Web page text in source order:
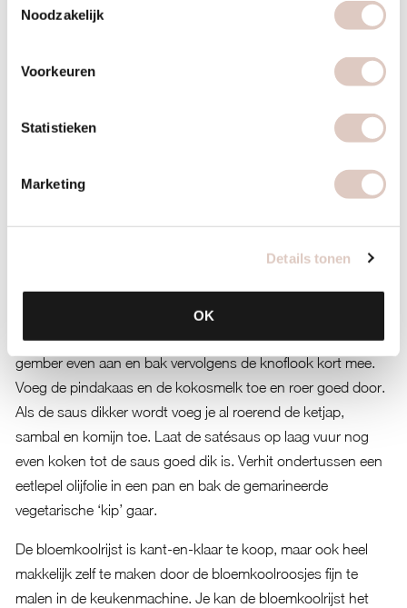
Noodzakelijk
Voorkeuren
Statistieken
Marketing
Details tonen
OK
knoflookteen, rode pepertje (fijn gesneden), komijn en peper
in een bakje. Roer goed door en zet de kipfilet met de
Voor de satésaus: Snij de knoflook, gember en ui fijn. Verhit
een beetje olijfolie in een steelpannetje en bak eerst de ui en
gember even aan en bak vervolgens de knoflook kort mee.
Voeg de pindakaas en de kokosmelk toe en roer goed door.
Als de saus dikker wordt voeg je al roerend de ketjap,
sambal en komijn toe. Laat de satésaus op laag vuur nog
even koken tot de saus goed dik is. Verhit ondertussen een
eetlepel olijfolie in een pan en bak de gemarineerde
vegetarische ‘kip’ gaar.
De bloemkoolrijst is kant-en-klaar te koop, maar ook heel
makkelijk zelf te maken door de bloemkoolroosjes fijn te
malen in de keukenmachine. Je kan de bloemkoolrijst het